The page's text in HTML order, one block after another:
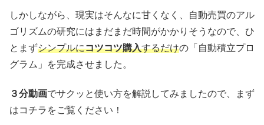
しかしながら、現実はそんなに甘くなく、自動売買のアル
ゴリズムの研究にはまだまだ時間がかかりそうなので、ひ
とまずシンプルにコツコツ購入するだけの「自動積立プロ
グラム」を完成させました。
３分動画でサクッと使い方を解説してみましたので、まず
はコチラをご覧ください！